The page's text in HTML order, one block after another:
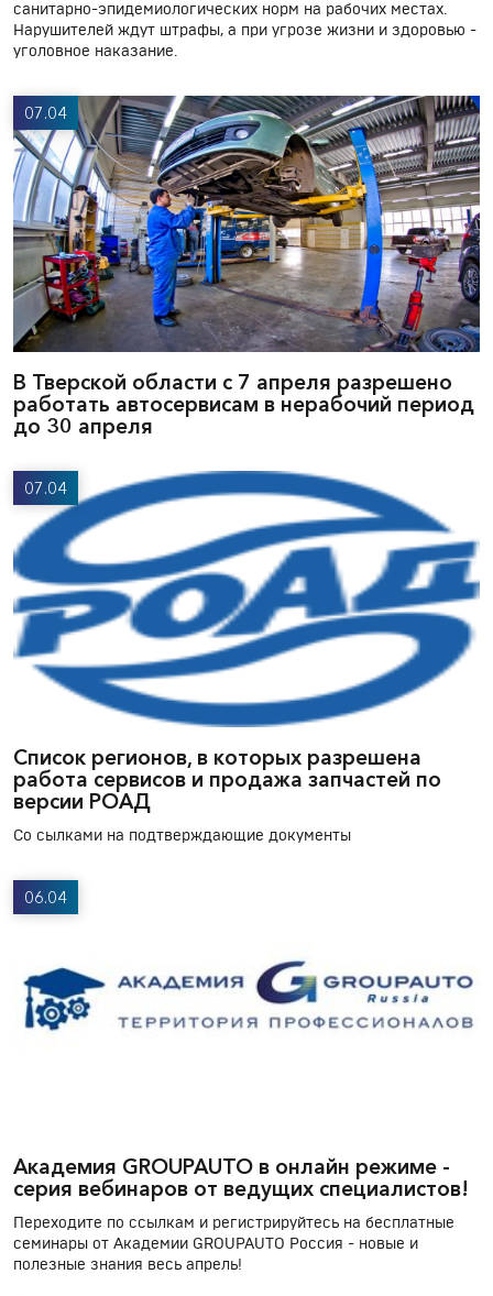
санитарно-эпидемиологических норм на рабочих местах.
Нарушителей ждут штрафы, а при угрозе жизни и здоровью -
уголовное наказание.
07.04
В Тверской области с 7 апреля разрешено
работать автосервисам в нерабочий период
до 30 апреля
07.04
Список регионов, в которых разрешена
работа сервисов и продажа запчастей по
версии РОАД
Со сылками на подтверждающие документы
06.04
Академия GROUPAUTO в онлайн режиме -
серия вебинаров от ведущих специалистов!
Переходите по ссылкам и регистрируйтесь на бесплатные
семинары от Академии GROUPAUTO Россия - новые и
полезные знания весь апрель!